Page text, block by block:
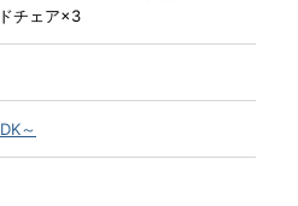
チェア×3
～